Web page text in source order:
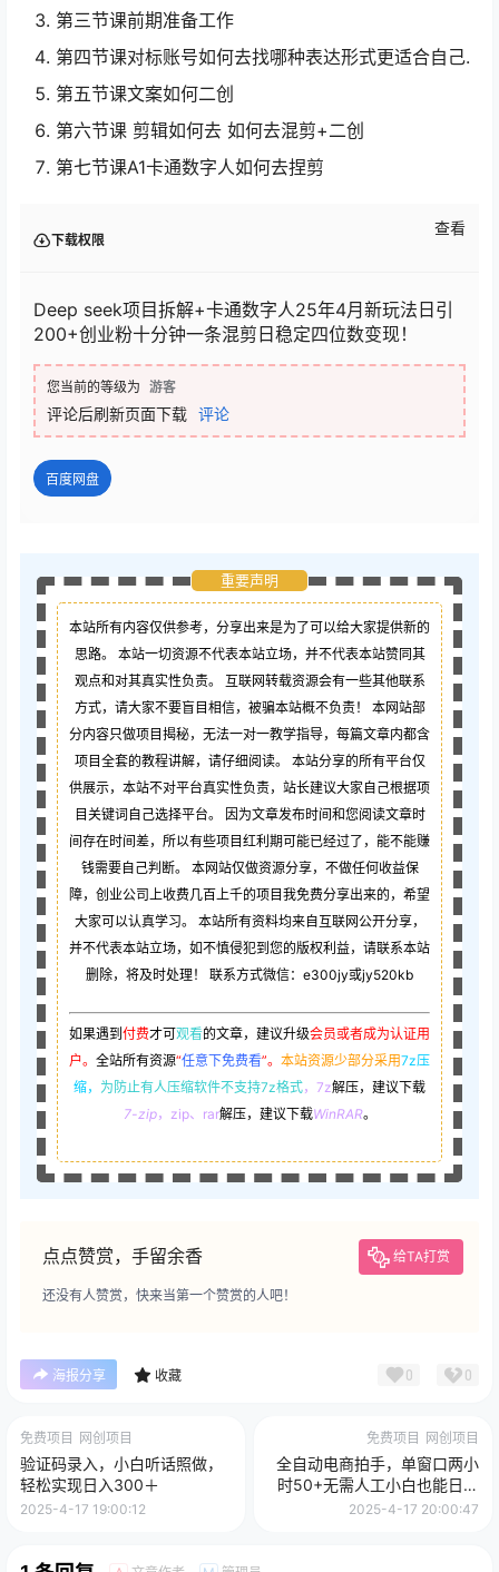
第三节课前期准备工作
第四节课对标账号如何去找哪种表达形式更适合自己.
第五节课文案如何二创
第六节课 剪辑如何去 如何去混剪+二创
第七节课A1卡通数字人如何去捏剪
下载权限
查看
Deep seek项目拆解+卡通数字人25年4月新玩法日引
200+创业粉十分钟一条混剪日稳定四位数变现！
您当前的等级为 游客
评论后刷新页面下载 评论
百度网盘
重要声明
本站所有内容仅供参考，分享出来是为了可以给大家提供新的
思路。 本站一切资源不代表本站立场，并不代表本站赞同其
观点和对其真实性负责。 互联网转载资源会有一些其他联系
方式，请大家不要盲目相信，被骗本站概不负责！ 本网站部
分内容只做项目揭秘，无法一对一教学指导，每篇文章内都含
项目全套的教程讲解，请仔细阅读。 本站分享的所有平台仅
供展示，本站不对平台真实性负责，站长建议大家自己根据项
目关键词自己选择平台。 因为文章发布时间和您阅读文章时
间存在时间差，所以有些项目红利期可能已经过了，能不能赚
钱需要自己判断。 本网站仅做资源分享，不做任何收益保
障，创业公司上收费几百上千的项目我免费分享出来的，希望
大家可以认真学习。 本站所有资料均来自互联网公开分享，
并不代表本站立场，如不慎侵犯到您的版权利益，请联系本站
删除，将及时处理！ 联系方式微信：e300jy或jy520kb
如果遇到付费才可观看的文章，建议升级会员或者成为认证用
户。 全站所有资源“任意下免费看”。 本站资源少部分采用7z压
缩， 为防止有人压缩软件不支持7z格式，7z解压，建议下载
7-zip，zip、rar解压，建议下载WinRAR。
点点赞赏，手留余香 给TA打赏
还没有人赞赏，快来当第一个赞赏的人吧！
海报分享 收藏 0 0
免费项目 网创项目
验证码录入，小白听话照做，
轻松实现日入300＋
2025-4-17 19:00:12
免费项目 网创项目
全自动电商拍手，单窗口两小
时50+无需人工小白也能日入
1000+
2025-4-17 20:00:47